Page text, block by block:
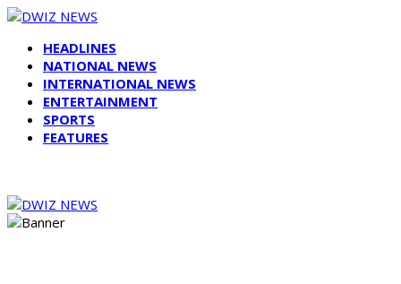
HEADLINES
NATIONAL NEWS
INTERNATIONAL NEWS
ENTERTAINMENT
SPORTS
FEATURES